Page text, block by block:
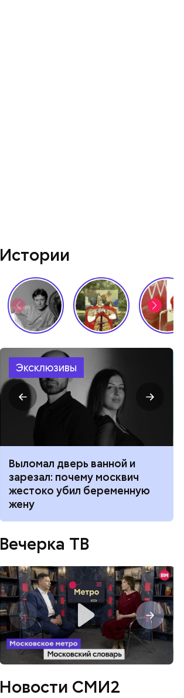
Истории
Эксклюзивы
Выломал дверь ванной и
зарезал: почему москвич
жестоко убил беременную
жену
Вечерка ТВ
Новости СМИ2